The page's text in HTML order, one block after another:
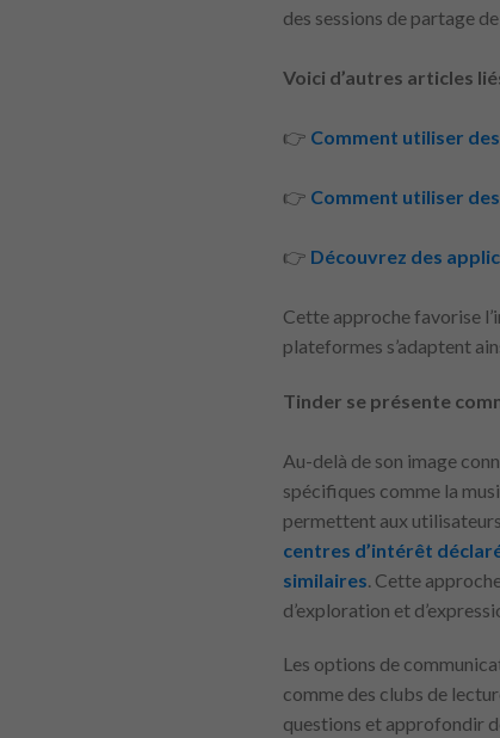
des sessions de partage
Voici d’autres articles
👉 Comment utiliser
👉 Comment utiliser
👉 Découvrez des
Cette approche favorise
plateformes s’adaptent
Tinder se présente
Au-delà de son image
spécifiques comme la
permettent aux
centres d’intérêt
similaires . Cette
d’exploration et
Les options de
comme des clubs de
questions et approfondir